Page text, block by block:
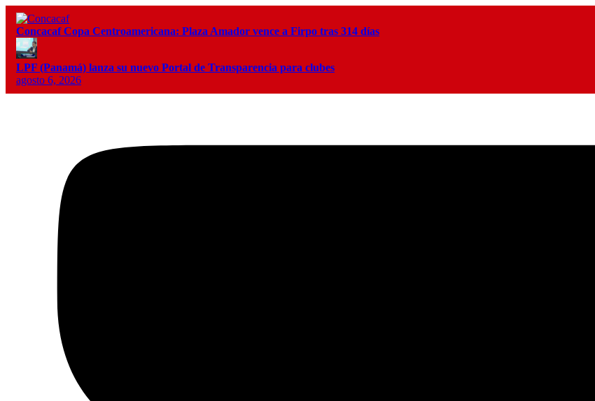
Concacaf Copa Centroamericana: Plaza Amador vence a Firpo tras 314 días
LPF (Panamá) lanza su nuevo Portal de Transparencia para clubes
agosto 6, 2026